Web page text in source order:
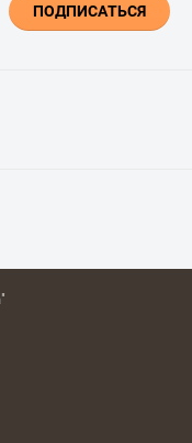
ПОДПИСАТЬСЯ